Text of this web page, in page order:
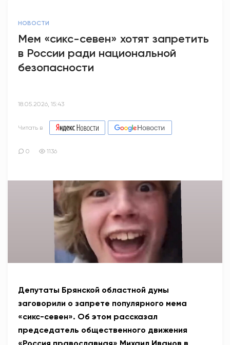
НОВОСТИ
Мем «сикс-севен» хотят запретить
в России ради национальной
безопасности
18.05.2026, 15:43
Читать в
0 1136
Депутаты Брянской областной думы
заговорили о запрете популярного мема
«сикс-севен». Об этом рассказал
председатель общественного движения